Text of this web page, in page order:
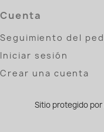
Cuenta
Seguimiento del
Iniciar sesión
Crear una cuenta
Sitio protegido por